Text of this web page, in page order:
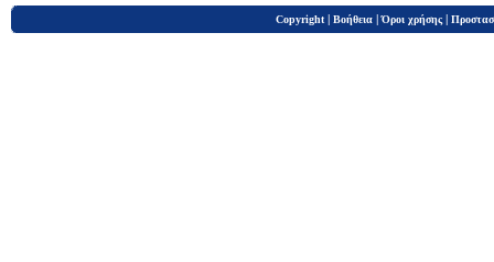
Copyright | Βοήθεια |Όροι χρήσης |